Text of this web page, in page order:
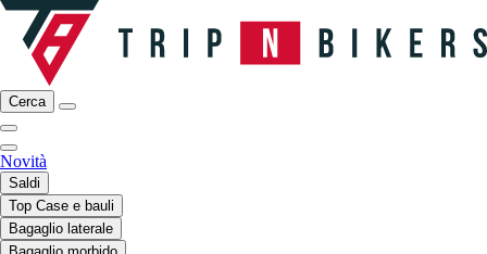
Cerca
Novità
Saldi
Top Case e bauli
Bagaglio laterale